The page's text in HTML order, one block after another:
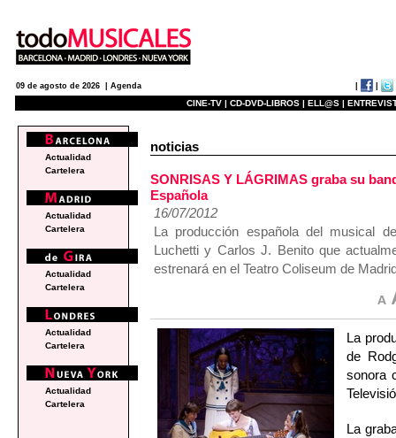
09 de agosto de 2026 | Agenda
CINE-TV | CD-DVD-LIBROS | ELL@S |
noticias
SONRISAS Y LÁGRIMAS graba su
Española
16/07/2012
La producción española del musical
Luchetti y Carlos J. Benito que
estrenará en el Teatro Coliseum de
La
de
sonora
La
Actualidad
Cartelera
Actualidad
Cartelera
Actualidad
Cartelera
Actualidad
Cartelera
Actualidad
Cartelera